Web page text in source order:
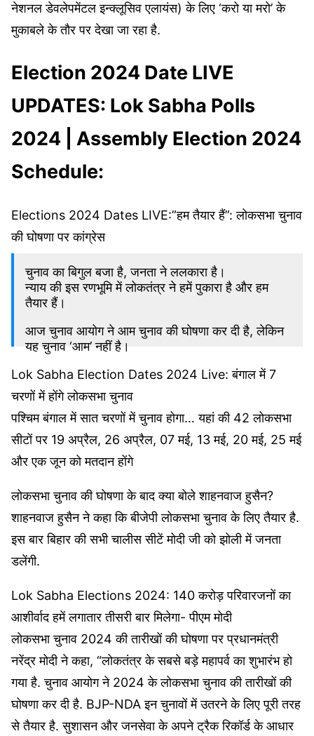
नेशनल डेवलेपमेंटल इन्क्लूसिव एलायंस) के लिए ‘करो या मरो’ के
मुकाबले के तौर पर देखा जा रहा है.
Election 2024 Date LIVE
UPDATES: Lok Sabha Polls
2024 | Assembly Election 2024
Schedule:
Elections 2024 Dates LIVE:”हम तैयार हैं”: लोकसभा चुनाव
की घोषणा पर कांग्रेस
चुनाव का बिगुल बजा है, जनता ने ललकारा है।
न्याय की इस रणभूमि में लोकतंत्र ने हमें पुकारा है और हम
तैयार हैं।
आज चुनाव आयोग ने आम चुनाव की घोषणा कर दी है, लेकिन
यह चुनाव ‘आम’ नहीं है।
इस चुनाव में फैसला होगा कि यह देश और हमारा लोकतंत्र-
मजदूर, किसान, मध्यम वर्गीय लोगों के कंधे…
pic.twitter.com/hoXYtTLlgJ
– Congress (@INCIndia)March 16, 2024
Lok Sabha Election Dates 2024 Live: बंगाल में 7
चरणों में होंगे लोकसभा चुनाव
पश्चिम बंगाल में सात चरणों में चुनाव होगा… यहां की 42 लोकसभा
सीटों पर 19 अप्रैल, 26 अप्रैल, 07 मई, 13 मई, 20 मई, 25 मई
और एक जून को मतदान होंगे
लोकसभा चुनाव की घोषणा के बाद क्या बोले शाहनवाज हुसैन?
शाहनवाज हुसैन ने कहा कि बीजेपी लोकसभा चुनाव के लिए तैयार है.
इस बार बिहार की सभी चालीस सीटें मोदी जी को झोली में जनता
डलेंगी.
Lok Sabha Elections 2024: 140 करोड़ परिवारजनों का
आशीर्वाद हमें लगातार तीसरी बार मिलेगा- पीएम मोदी
लोकसभा चुनाव 2024 की तारीखों की घोषणा पर प्रधानमंत्री
नरेंद्र मोदी ने कहा, “लोकतंत्र के सबसे बड़े महापर्व का शुभारंभ हो
गया है. चुनाव आयोग ने 2024 के लोकसभा चुनाव की तारीखों की
घोषणा कर दी है. BJP-NDA इन चुनावों में उतरने के लिए पूरी तरह
से तैयार है. सुशासन और जनसेवा के अपने ट्रैक रिकॉर्ड के आधार